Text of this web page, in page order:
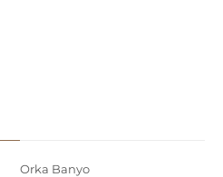
Orka Banyo